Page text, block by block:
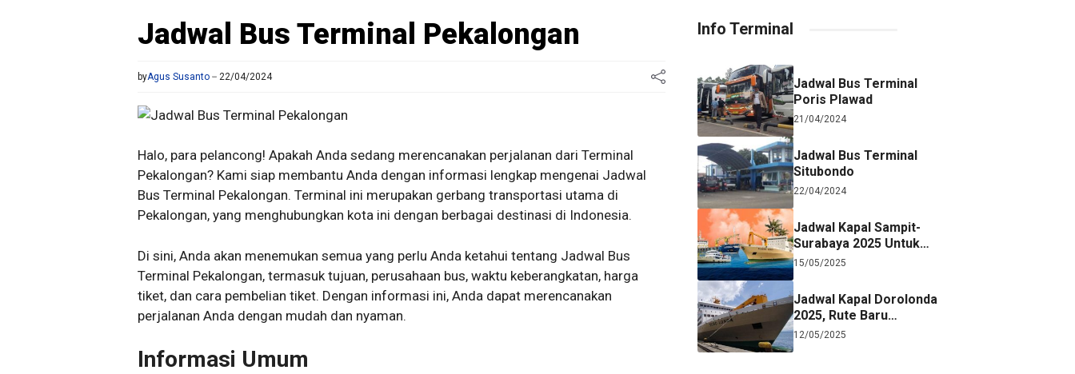
Jadwal Bus Terminal Pekalongan
byAgus Susanto 22/04/2024
Halo, para pelancong! Apakah Anda sedang merencanakan perjalanan dari Terminal
Pekalongan? Kami siap membantu Anda dengan informasi lengkap mengenai Jadwal
Bus Terminal Pekalongan. Terminal ini merupakan gerbang transportasi utama di
Pekalongan, yang menghubungkan kota ini dengan berbagai destinasi di Indonesia.
Di sini, Anda akan menemukan semua yang perlu Anda ketahui tentang Jadwal Bus
Terminal Pekalongan, termasuk tujuan, perusahaan bus, waktu keberangkatan, harga
tiket, dan cara pembelian tiket. Dengan informasi ini, Anda dapat merencanakan
perjalanan Anda dengan mudah dan nyaman.
Informasi Umum
Info Terminal
Jadwal Bus Terminal
Poris Plawad
21/04/2024
Jadwal Bus Terminal
Situbondo
22/04/2024
Jadwal Kapal Sampit-
Surabaya 2025 Untuk
Referensi Perjalanan
15/05/2025
Jadwal Kapal Dorolonda
2025, Rute Baru
Surabaya-Jayapura
12/05/2025